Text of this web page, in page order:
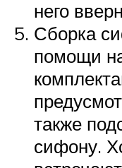
него
Сборка
помощи
также
сифону.